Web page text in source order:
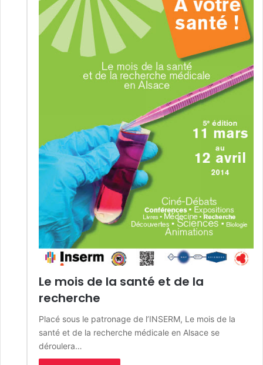
Le mois de la santé et de la
recherche
Placé sous le patronage de l’INSERM, Le mois de la
santé et de la recherche médicale en Alsace se
déroulera…